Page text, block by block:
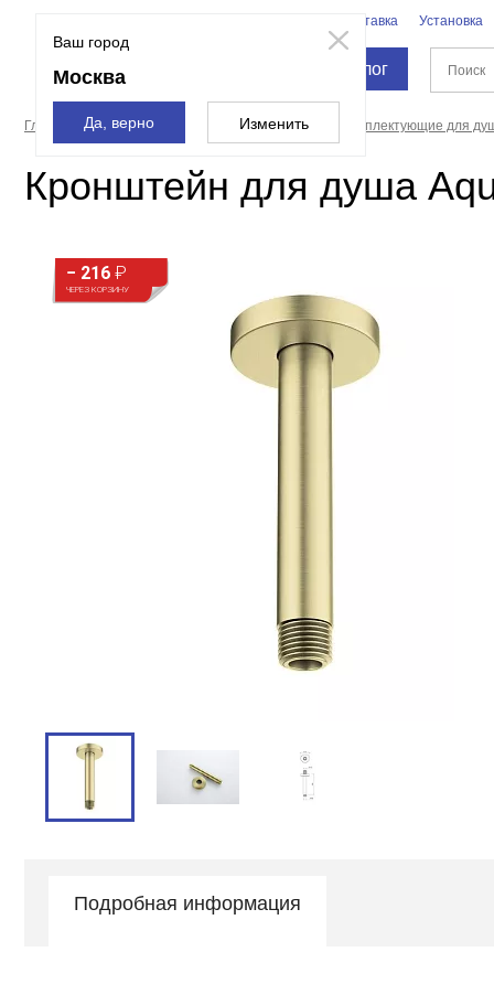
Ваш город
Москва
Да, верно Изменить
Доставка Установка
Каталог
Главная страница Смесители и души Души Комплектующие для
Кронштейн для душа
− 216 ₽
ЧЕРЕЗ КОРЗИНУ
Подробная информация